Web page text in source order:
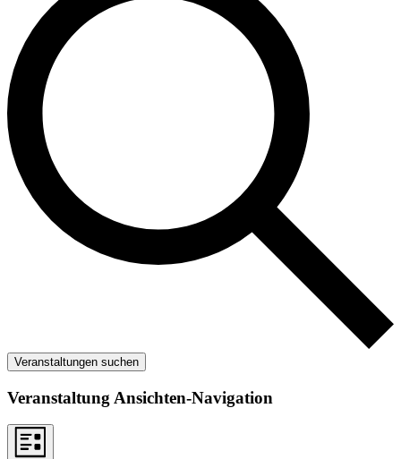
Veranstaltungen suchen
Veranstaltung Ansichten-Navigation